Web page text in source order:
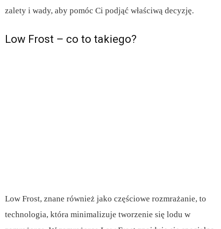
zalety i wady, aby pomóc Ci podjąć właściwą decyzję.
Low Frost – co to takiego?
Low Frost, znane również jako częściowe rozmrażanie, to
technologia, która minimalizuje tworzenie się lodu w